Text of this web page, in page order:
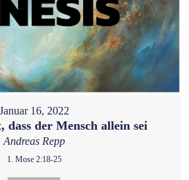
Januar 16, 2022
dass der Mensch allein sei
Andreas Repp
1. Mose 2:18-25